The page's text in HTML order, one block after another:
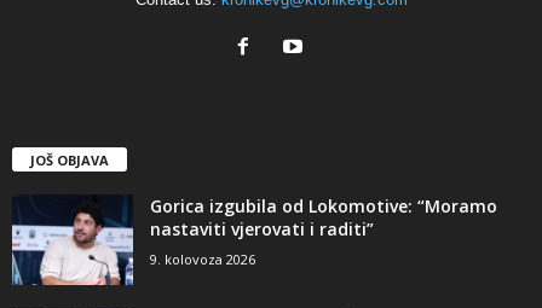
JOŠ OBJAVA
Gorica izgubila od Lokomotive: “Moramo
nastaviti vjerovati i raditi”
9. kolovoza 2026